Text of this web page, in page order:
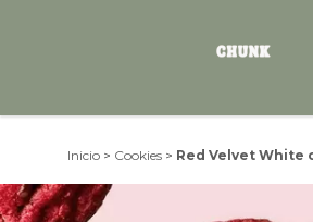
Inicio > Cookies > Red Velvet White